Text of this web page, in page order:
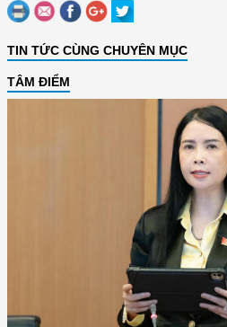
TIN TỨC CÙNG CHUYÊN MỤC
TÂM ĐIỂM